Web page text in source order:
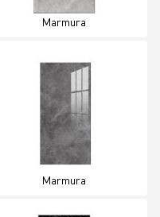
Marmura
Marmura